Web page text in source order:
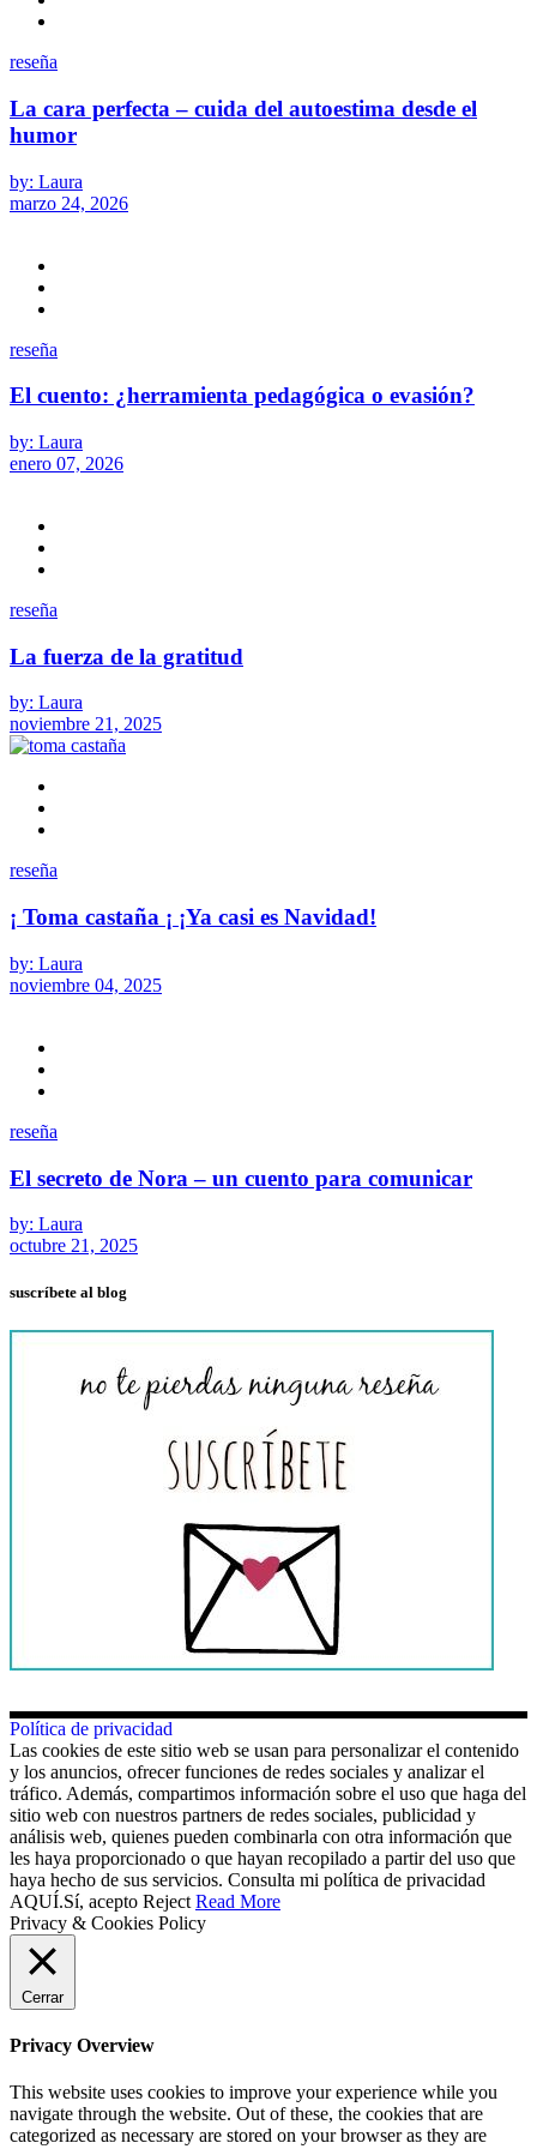
reseña
La cara perfecta – cuida del autoestima desde el
humor
by: Laura
marzo 24, 2026
reseña
El cuento: ¿herramienta pedagógica o evasión?
by: Laura
enero 07, 2026
reseña
La fuerza de la gratitud
by: Laura
noviembre 21, 2025
reseña
¡ Toma castaña ¡ ¡Ya casi es Navidad!
by: Laura
noviembre 04, 2025
reseña
El secreto de Nora – un cuento para comunicar
by: Laura
octubre 21, 2025
suscríbete al blog
Política de privacidad
Las cookies de este sitio web se usan para personalizar el contenido
y los anuncios, ofrecer funciones de redes sociales y analizar el
tráfico. Además, compartimos información sobre el uso que haga del
sitio web con nuestros partners de redes sociales, publicidad y
análisis web, quienes pueden combinarla con otra información que
les haya proporcionado o que hayan recopilado a partir del uso que
haya hecho de sus servicios. Consulta mi política de privacidad
AQUÍ.Sí, acepto Reject Read More
Privacy & Cookies Policy
Cerrar
Privacy Overview
This website uses cookies to improve your experience while you
navigate through the website. Out of these, the cookies that are
categorized as necessary are stored on your browser as they are